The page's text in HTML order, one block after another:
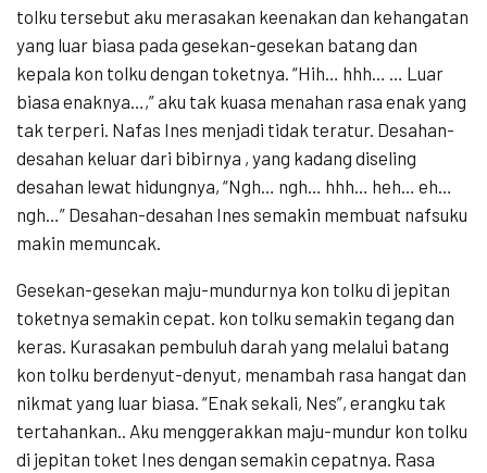
tolku tersebut aku merasakan keenakan dan kehangatan
yang luar biasa pada gesekan-gesekan batang dan
kepala kon tolku dengan toketnya. “Hih… hhh… … Luar
biasa enaknya…,” aku tak kuasa menahan rasa enak yang
tak terperi. Nafas Ines menjadi tidak teratur. Desahan-
desahan keluar dari bibirnya , yang kadang diseling
desahan lewat hidungnya, “Ngh… ngh… hhh… heh… eh…
ngh…” Desahan-desahan Ines semakin membuat nafsuku
makin memuncak.
Gesekan-gesekan maju-mundurnya kon tolku di jepitan
toketnya semakin cepat. kon tolku semakin tegang dan
keras. Kurasakan pembuluh darah yang melalui batang
kon tolku berdenyut-denyut, menambah rasa hangat dan
nikmat yang luar biasa. “Enak sekali, Nes”, erangku tak
tertahankan.. Aku menggerakkan maju-mundur kon tolku
di jepitan toket Ines dengan semakin cepatnya. Rasa